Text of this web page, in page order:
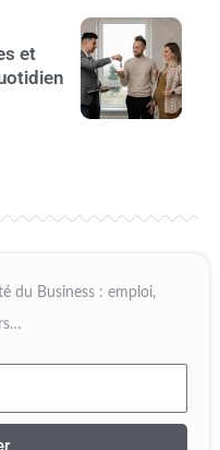
et
du Business : emploi,